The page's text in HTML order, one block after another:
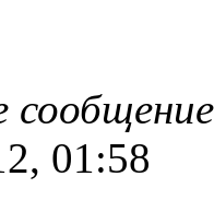
01:58